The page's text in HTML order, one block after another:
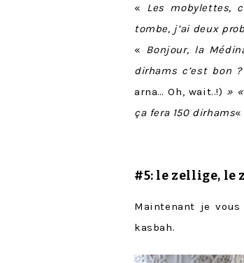
« Les mobylettes,
tombe, j’ai deux
« Bonjour, la
dirhams c’est bon ?
arna… Oh, wait..!) »
ça fera 150 dirhams«
#5: le zellige, le
Maintenant je vous
kasbah.